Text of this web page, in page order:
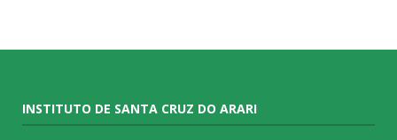
INSTITUTO DE SANTA CRUZ DO ARARI